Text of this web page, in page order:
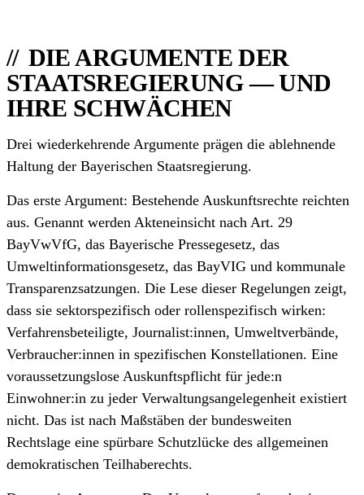
DIE ARGUMENTE DER
STAATSREGIERUNG — UND
IHRE SCHWÄCHEN
Drei wiederkehrende Argumente prägen die ablehnende
Haltung der Bayerischen Staatsregierung.
Das erste Argument: Bestehende Auskunfts­rechte reichten
aus. Genannt werden Akten­einsicht nach Art. 29
BayVwVfG, das Bayerische Pressegesetz, das
Umweltinformationsgesetz, das BayVIG und kommunale
Transparenz­satzungen. Die Lese dieser Regelungen zeigt,
dass sie sektor­spezifisch oder rollenspezifisch wirken:
Verfahrensbeteiligte, Journalist:innen, Umweltverbände,
Verbraucher:innen in spezifischen Konstellationen. Eine
voraussetzungslose Auskunfts­pflicht für jede:n
Einwohner:in zu jeder Verwaltungsangelegenheit existiert
nicht. Das ist nach Maßstäben der bundesweiten
Rechtslage eine spürbare Schutzlücke des allgemeinen
demokratischen Teilhabe­rechts.